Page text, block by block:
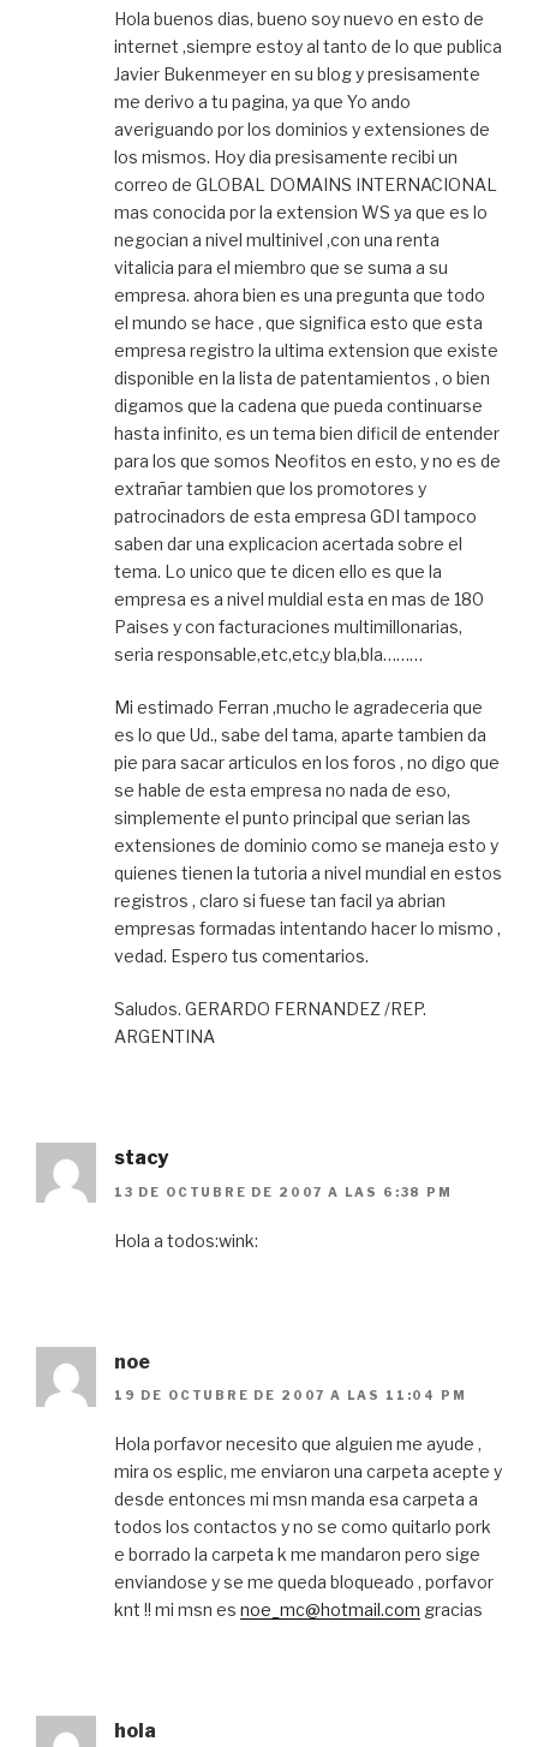
Hola buenos dias, bueno soy nuevo en esto de
internet ,siempre estoy al tanto de lo que publica
Javier Bukenmeyer en su blog y presisamente
me derivo a tu pagina, ya que Yo ando
averiguando por los dominios y extensiones de
los mismos. Hoy dia presisamente recibi un
correo de GLOBAL DOMAINS INTERNACIONAL
mas conocida por la extension WS ya que es lo
negocian a nivel multinivel ,con una renta
vitalicia para el miembro que se suma a su
empresa. ahora bien es una pregunta que todo
el mundo se hace , que significa esto que esta
empresa registro la ultima extension que existe
disponible en la lista de patentamientos , o bien
digamos que la cadena que pueda continuarse
hasta infinito, es un tema bien dificil de entender
para los que somos Neofitos en esto, y no es de
extrañar tambien que los promotores y
patrocinadors de esta empresa GDI tampoco
saben dar una explicacion acertada sobre el
tema. Lo unico que te dicen ello es que la
empresa es a nivel muldial esta en mas de 180
Paises y con facturaciones multimillonarias,
seria responsable,etc,etc,y bla,bla………
Mi estimado Ferran ,mucho le agradeceria que
es lo que Ud., sabe del tama, aparte tambien da
pie para sacar articulos en los foros , no digo que
se hable de esta empresa no nada de eso,
simplemente el punto principal que serian las
extensiones de dominio como se maneja esto y
quienes tienen la tutoria a nivel mundial en estos
registros , claro si fuese tan facil ya abrian
empresas formadas intentando hacer lo mismo ,
vedad. Espero tus comentarios.
Saludos. GERARDO FERNANDEZ /REP.
ARGENTINA
stacy
13 DE OCTUBRE DE 2007 A LAS 6:38 PM
Hola a todos:wink:
noe
19 DE OCTUBRE DE 2007 A LAS 11:04 PM
Hola porfavor necesito que alguien me ayude ,
mira os esplic, me enviaron una carpeta acepte y
desde entonces mi msn manda esa carpeta a
todos los contactos y no se como quitarlo pork
e borrado la carpeta k me mandaron pero sige
enviandose y se me queda bloqueado , porfavor
knt !! mi msn es noe_mc@hotmail.com gracias
hola